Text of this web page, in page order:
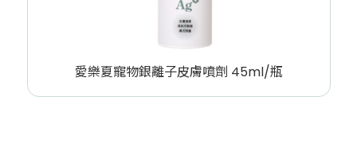
愛樂夏寵物銀離子皮膚噴劑 45ml/瓶